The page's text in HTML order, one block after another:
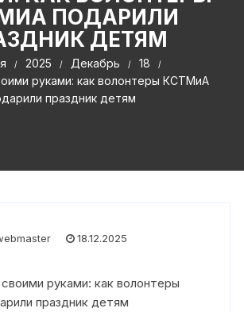
ПОДАРИЛИ
ДЕТЯМ
2025 Декабрь
18
руками: как волонтеры КСТМиА
праздник детям
18.12.2025
руками: как волонтеры
праздник детям